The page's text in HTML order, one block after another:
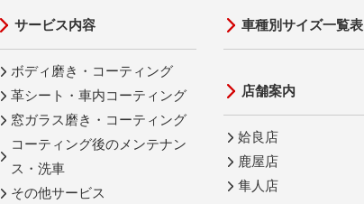
サービス内容
ボディ磨き・コーティング
革シート・車内コーティング
窓ガラス磨き・コーティング
コーティング後のメンテナン
ス・洗車
その他サービス
車種別サイズ一覧表
店舗案内
姶良店
鹿屋店
隼人店